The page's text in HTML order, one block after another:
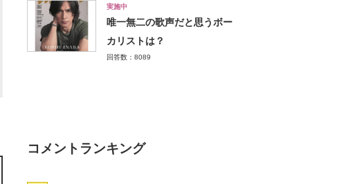
実施中
唯一無二の歌声だと思うボー
カリストは？
回答数：8089
コメントランキング